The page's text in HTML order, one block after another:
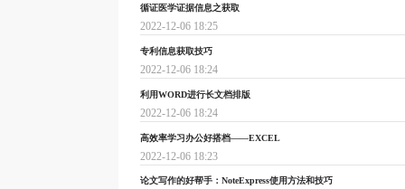
循证医学证据信息之获取
2022-12-06 18:25
专利信息获取技巧
2022-12-06 18:24
利用WORD进行长文档排版
2022-12-06 18:24
高效率学习办公好搭档——EXCEL
2022-12-06 18:23
论文写作的好帮手：NoteExpress使用方法和技巧